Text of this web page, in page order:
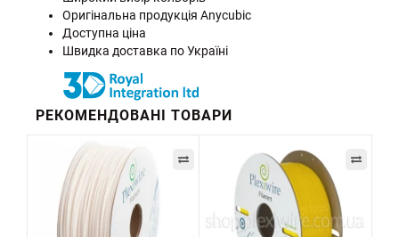
Оригінальна продукція Anycubic
Доступна ціна
Швидка доставка по Україні
РЕКОМЕНДОВАНІ ТОВАРИ